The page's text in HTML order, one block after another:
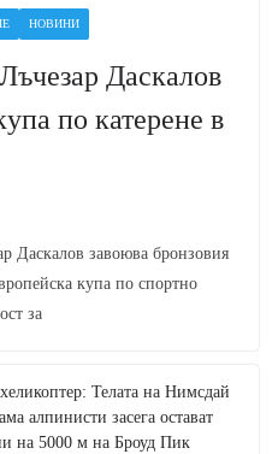
НОВИНИ
Даскалов
по катерене в
Даскалов завоюва бронзовия
купа по спортно
за
Телата на Нимсдай
алпинисти засега остават
на 5000 м на Броуд Пик